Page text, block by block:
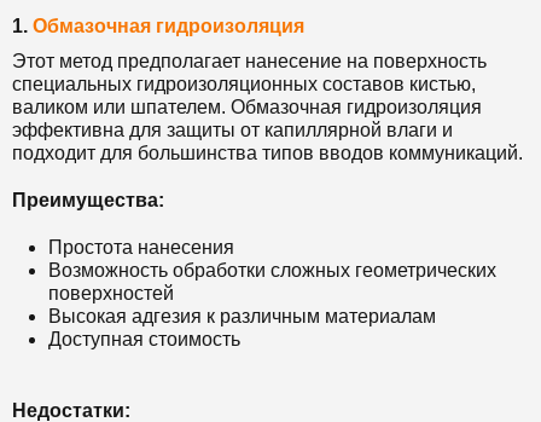
1. Обмазочная гидроизоляция
Этот метод предполагает нанесение на поверхность
специальных гидроизоляционных составов кистью,
валиком или шпателем. Обмазочная гидроизоляция
эффективна для защиты от капиллярной влаги и
подходит для большинства типов вводов коммуникаций.
Преимущества:
Простота нанесения
Возможность обработки сложных геометрических
поверхностей
Высокая адгезия к различным материалам
Доступная стоимость
Недостатки: